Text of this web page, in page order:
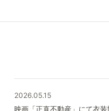
2026.05.15
映画「正直不動産」にて衣